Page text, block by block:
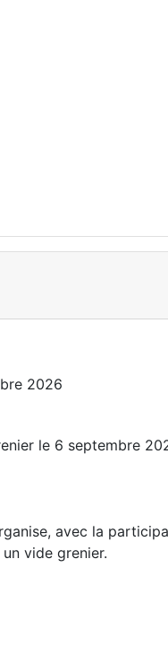
2026
le 6 septembre
avec la
vide grenier.